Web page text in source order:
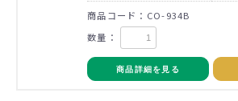
商品コード：CO-934B
数量：
商品詳細を見る